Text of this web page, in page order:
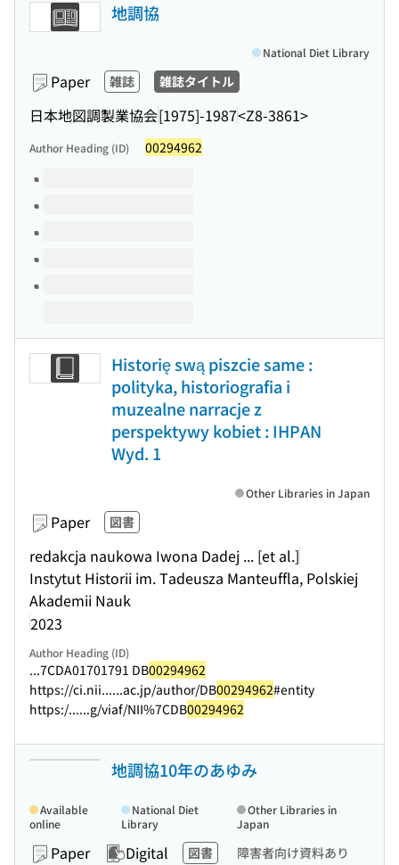
地調協
Paper 雑誌 雑誌タイトル
日本地図調製業協会[1975]-1987<Z8-3861>
National Diet Library
Author Heading (ID) 00294962
Volumes of this title
Historię swą piszcie same :
polityka, historiografia i
muzealne narracje z
perspektywy kobiet : IHPAN
Wyd. 1
Paper 図書
redakcja naukowa Iwona Dadej ... [et al.]
Instytut Historii im. Tadeusza Manteuffla, Polskiej
Akademii Nauk
2023
Other Libraries in Japan
Author Heading (ID)
...7CDA01701791 DB00294962
https://ci.nii......ac.jp/author/DB00294962#entity
https:/......g/viaf/NII%7CDB00294962
地調協10年のあゆみ
Paper Digital 図書 障害者向け資料あり
Available
online
National Diet
Library
Other Libraries in
Japan